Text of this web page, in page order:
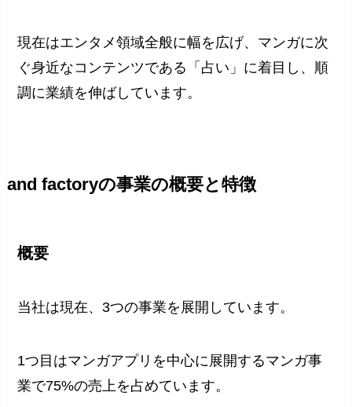
現在はエンタメ領域全般に幅を広げ、マンガに次
ぐ身近なコンテンツである「占い」に着目し、順
調に業績を伸ばしています。
and factoryの事業の概要と特徴
概要
当社は現在、3つの事業を展開しています。
1つ目はマンガアプリを中心に展開するマンガ事
業で75%の売上を占めています。